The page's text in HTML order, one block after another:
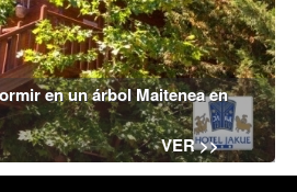
en un árbol Maitenea en
VER >>